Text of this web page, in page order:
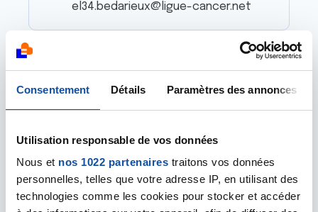
Consentement Détails Paramètres des annonces
Utilisation responsable de vos données
Nous et nos 1022 partenaires traitons vos données
personnelles, telles que votre adresse IP, en utilisant des
technologies comme les cookies pour stocker et accéder
el34.bedarieux@ligue-cancer.net
34500 BEZIERS
04 67 21 12 55
GIGNAC - Escale bien-être
42 Grand Rue